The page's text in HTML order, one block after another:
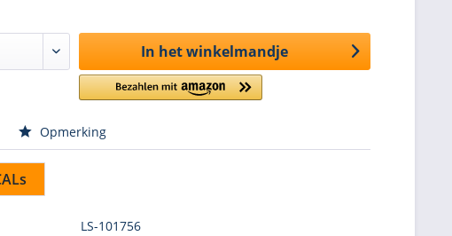
In het winkelmandje
Opmerking
LS-101756